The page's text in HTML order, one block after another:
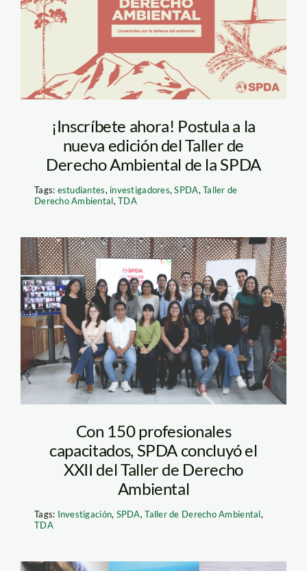
¡Inscríbete ahora! Postula a la
nueva edición del Taller de
Derecho Ambiental de la SPDA
Tags: estudiantes, investigadores,SPDA,Taller de
Derecho Ambiental,TDA
clausura-TDA-spda-
2023
Con 150 profesionales
capacitados, SPDA concluyó el
XXII del Taller de Derecho
Ambiental
Tags: Investigación, SPDA,Taller de Derecho Ambiental,
TDA